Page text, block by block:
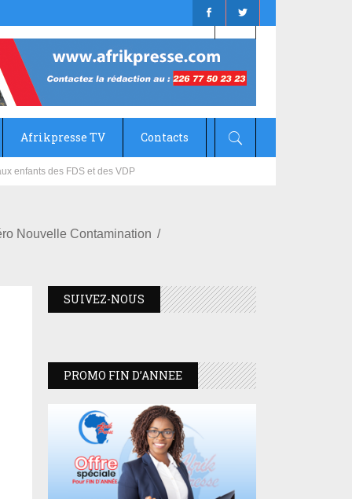
Afrikpresse TV Contacts
Nouvelle Contamination
SUIVEZ-NOUS
PROMO FIN D’ANNEE